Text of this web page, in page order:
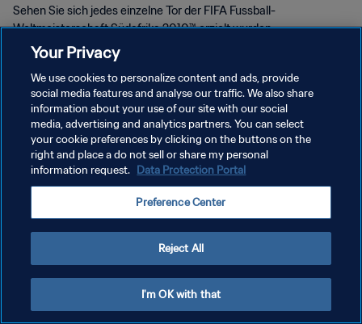
Sehen Sie sich jedes einzelne Tor der FIFA Fussball-
Weltmeisterschaft Südafrika 2010™ erzielt wurden.
DATENSCHUTZ
NUTZUNGSBEDINGUNGEN
COOKIE-EINSTELLUNGEN VERWALTEN
Your Privacy
We use cookies to personalize content and ads, provide
social media features and analyse our traffic. We also share
information about your use of our site with our social
media, advertising and analytics partners. You can select
your cookie preferences by clicking on the buttons on the
right and place a do not sell or share my personal
information request. Data Protection Portal
Preference Center
Reject All
I'm OK with that